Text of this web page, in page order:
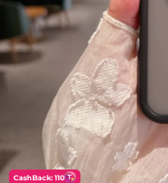
CashBack: 110